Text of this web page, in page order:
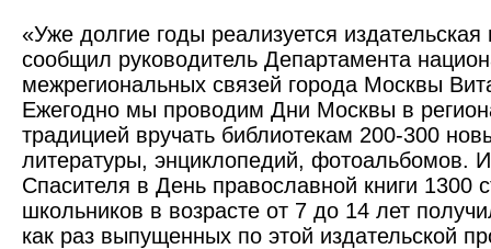
«Уже долгие годы реализуется
сообщил руководитель Департамента
межрегиональных связей города Москвы
Ежегодно мы проводим Дни Москвы в
традицией вручать библиотекам 200-300
литературы, энциклопедий, фотоальбомов.
Спасителя в День православной книги 1300
школьников в возрасте от 7 до 14 лет
как раз выпущенных по этой издательской